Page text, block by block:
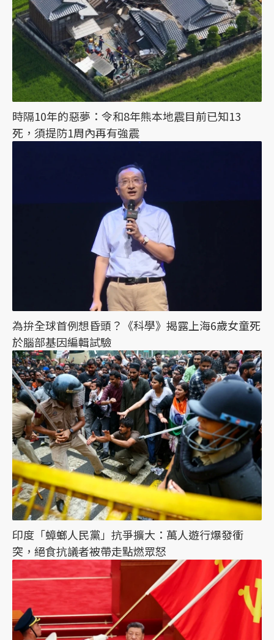
時隔10年的惡夢：令和8年熊本地震目前已知13
死，須提防1周內再有強震
為拚全球首例想昏頭？《科學》揭露上海6歲女童死
於腦部基因編輯試驗
印度「蟑螂人民黨」抗爭擴大：萬人遊行爆發衝
突，絕食抗議者被帶走點燃眾怒